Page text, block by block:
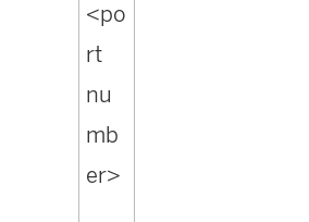
<po
rt
nu
mb
er>